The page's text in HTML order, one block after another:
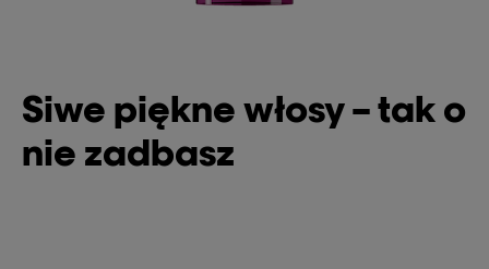
Siwe piękne włosy – tak o
nie zadbasz